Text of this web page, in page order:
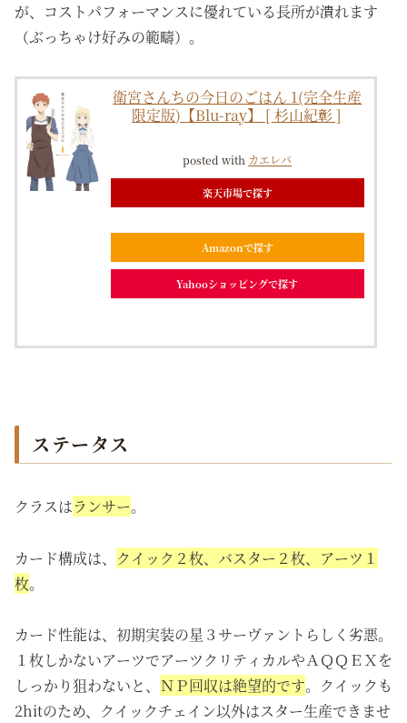
が、コストパフォーマンスに優れている長所が潰れます
（ぶっちゃけ好みの範疇）。
衛宮さんちの今日のごはん 1(完全生産
限定版)【Blu-ray】 [ 杉山紀彰 ]
posted with カエレバ
楽天市場で探す
Amazonで探す
Yahooショッピングで探す
ステータス
クラスはランサー。
カード構成は、 クイック２枚、バスター２枚、アーツ１
枚。
カード性能は、初期実装の星３サーヴァントらしく劣悪。
１枚しかないアーツでアーツクリティカルやＡＱＱＥＸを
しっかり狙わないと、 ＮＰ回収は絶望的です。クイックも
2hitのため、クイックチェイン以外はスター生産できませ